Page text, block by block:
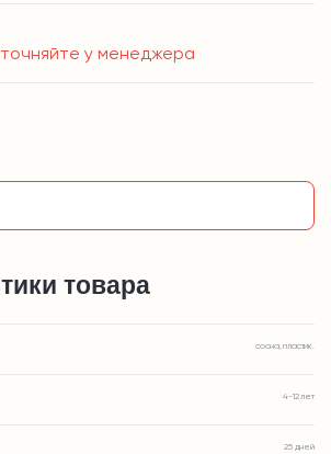
у менеджера
товара
сосна, пластик.
4-12 лет
25 дней